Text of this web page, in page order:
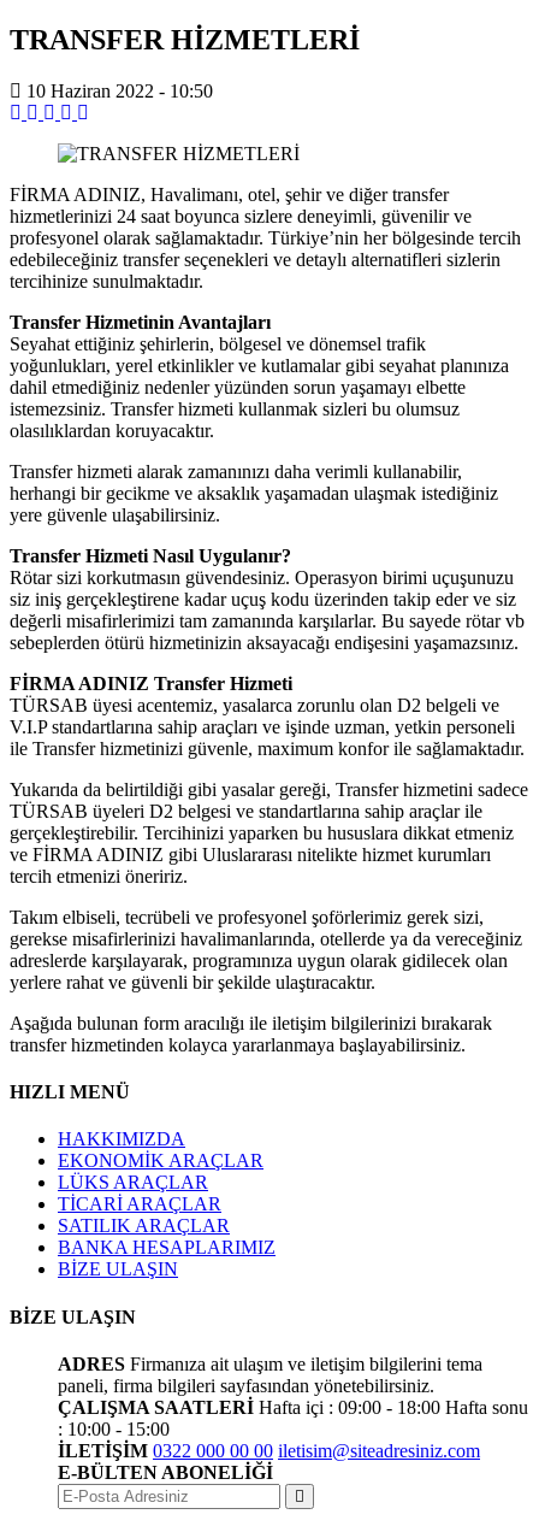
TRANSFER HİZMETLERİ
10 Haziran 2022 - 10:50
FİRMA ADINIZ, Havalimanı, otel, şehir ve diğer transfer
hizmetlerinizi 24 saat boyunca sizlere deneyimli, güvenilir ve
profesyonel olarak sağlamaktadır. Türkiye’nin her bölgesinde tercih
edebileceğiniz transfer seçenekleri ve detaylı alternatifleri sizlerin
tercihinize sunulmaktadır.
Transfer Hizmetinin Avantajları
Seyahat ettiğiniz şehirlerin, bölgesel ve dönemsel trafik
yoğunlukları, yerel etkinlikler ve kutlamalar gibi seyahat planınıza
dahil etmediğiniz nedenler yüzünden sorun yaşamayı elbette
istemezsiniz. Transfer hizmeti kullanmak sizleri bu olumsuz
olasılıklardan koruyacaktır.
Transfer hizmeti alarak zamanınızı daha verimli kullanabilir,
herhangi bir gecikme ve aksaklık yaşamadan ulaşmak istediğiniz
yere güvenle ulaşabilirsiniz.
Transfer Hizmeti Nasıl Uygulanır?
Rötar sizi korkutmasın güvendesiniz. Operasyon birimi uçuşunuzu
siz iniş gerçekleştirene kadar uçuş kodu üzerinden takip eder ve siz
değerli misafirlerimizi tam zamanında karşılarlar. Bu sayede rötar vb
sebeplerden ötürü hizmetinizin aksayacağı endişesini yaşamazsınız.
FİRMA ADINIZ Transfer Hizmeti
TÜRSAB üyesi acentemiz, yasalarca zorunlu olan D2 belgeli ve
V.I.P standartlarına sahip araçları ve işinde uzman, yetkin personeli
ile Transfer hizmetinizi güvenle, maximum konfor ile sağlamaktadır.
Yukarıda da belirtildiği gibi yasalar gereği, Transfer hizmetini sadece
TÜRSAB üyeleri D2 belgesi ve standartlarına sahip araçlar ile
gerçekleştirebilir. Tercihinizi yaparken bu hususlara dikkat etmeniz
ve FİRMA ADINIZ gibi Uluslararası nitelikte hizmet kurumları
tercih etmenizi öneririz.
Takım elbiseli, tecrübeli ve profesyonel şoförlerimiz gerek sizi,
gerekse misafirlerinizi havalimanlarında, otellerde ya da vereceğiniz
adreslerde karşılayarak, programınıza uygun olarak gidilecek olan
yerlere rahat ve güvenli bir şekilde ulaştıracaktır.
Aşağıda bulunan form aracılığı ile iletişim bilgilerinizi bırakarak
transfer hizmetinden kolayca yararlanmaya başlayabilirsiniz.
HIZLI MENÜ
HAKKIMIZDA
EKONOMİK ARAÇLAR
LÜKS ARAÇLAR
TİCARİ ARAÇLAR
SATILIK ARAÇLAR
BANKA HESAPLARIMIZ
BİZE ULAŞIN
BİZE ULAŞIN
ADRES Firmanıza ait ulaşım ve iletişim bilgilerini tema
paneli, firma bilgileri sayfasından yönetebilirsiniz.
ÇALIŞMA SAATLERİ Hafta içi : 09:00 - 18:00 Hafta sonu
: 10:00 - 15:00
İLETİŞİM 0322 000 00 00 iletisim@siteadresiniz.com
E-BÜLTEN ABONELİĞİ